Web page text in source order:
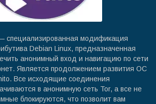
специализированная модификация
Debian Linux, предназначенная
анонимный вход и навигацию по сети
Является продолжением развития ОС
Все исходящие соединения
в анонимную сеть Tor, а все не
блокируются, что позволит вам